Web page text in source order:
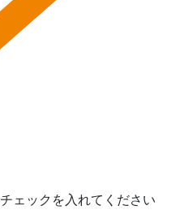
ェックを入れてください